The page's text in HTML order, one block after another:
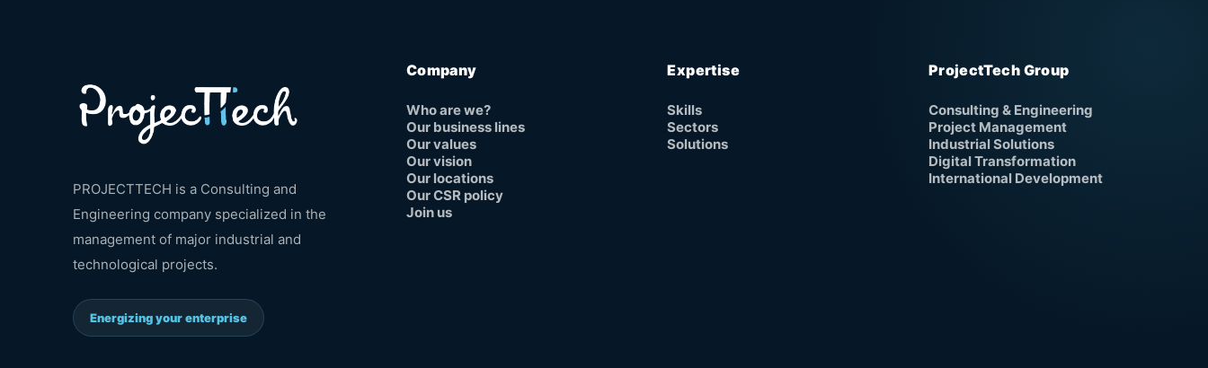
PROJECTTECH is a Consulting and
Engineering company specialized in the
management of major industrial and
technological projects.
Energizing your enterprise
Company
Who are we?
Our business lines
Our values
Our vision
Our locations
Our CSR policy
Join us
Expertise
Skills
Sectors
Solutions
ProjectTech Group
Consulting & Engineering
Project Management
Industrial Solutions
Digital Transformation
International Development